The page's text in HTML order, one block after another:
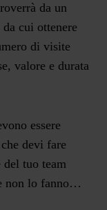
da un
cui ottenere
di visite
valore e durata
essere
devi fare
tuo team
non lo fanno…